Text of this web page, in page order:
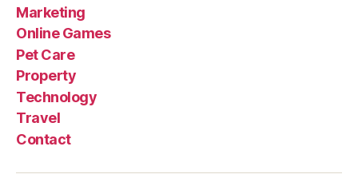
Marketing
Online Games
Pet Care
Property
Technology
Travel
Contact